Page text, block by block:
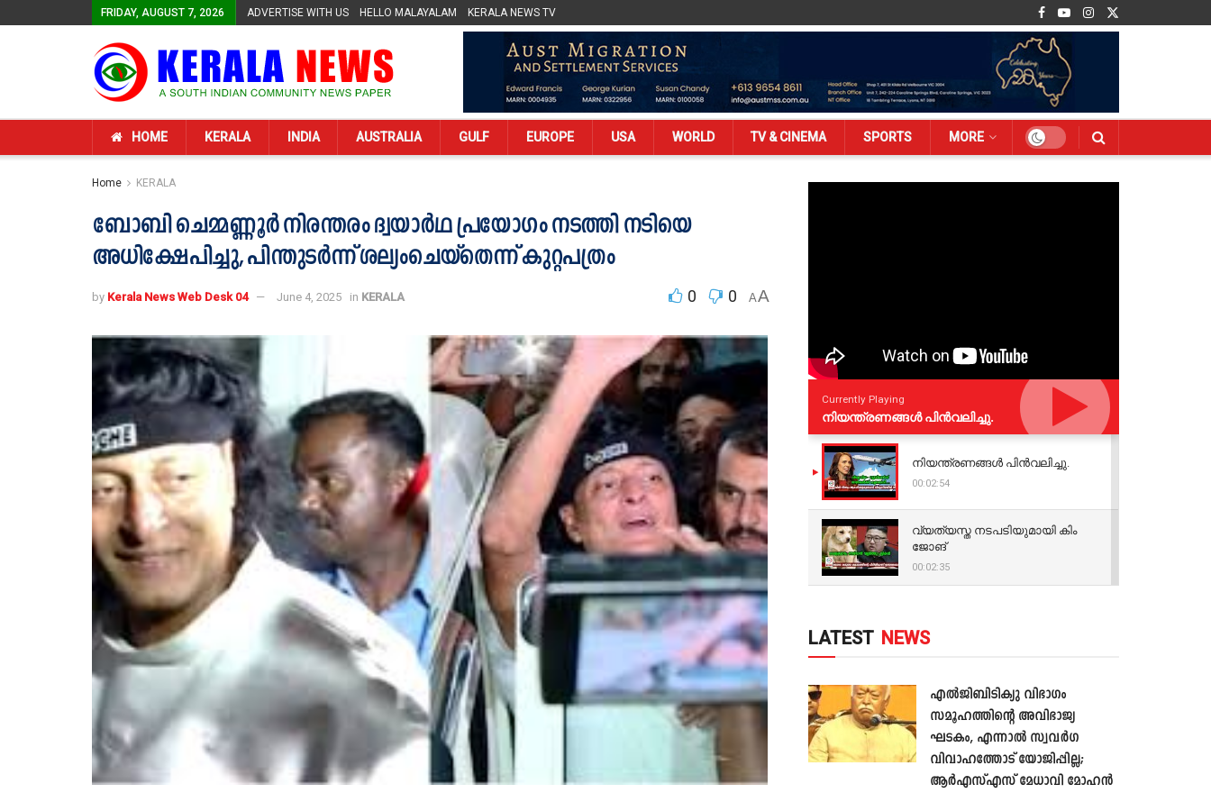
FRIDAY, AUGUST 7, 2026 ADVERTISE WITH US HELLO MALAYALAM KERALA NEWS TV
HOME KERALA INDIA AUSTRALIA GULF EUROPE USA WORLD TV & CINEMA SPORTS MORE
Home KERALA
ബോബി ചെമ്മണ്ണൂർ നിരന്തരം ദ്വയാർഥ പ്രയോഗം നടത്തി നടിയെ
അധിക്ഷേപിച്ചു, പിന്തുടർന്ന് ശല്യംചെയ്തെന്ന് കുറ്റപത്രം
by Kerala News Web Desk 04 June 4, 2025 in KERALA 0 0 AA
Currently Playing
നിയന്ത്രണങ്ങള്‍ പിന്‍വലിച്ചു.
നിയന്ത്രണങ്ങള്‍ പിന്‍വലിച്ചു.
00:02:54
വ്യത്യസ്ത നടപടിയുമായി കിം
ജോങ്
00:02:35
LATEST NEWS
എൽജിബിടിക്യു വിഭാഗം
സമൂഹത്തിന്റെ അവിഭാജ്യ
ഘടകം, എന്നാൽ സ്വവർഗ
വിവാഹത്തോട് യോജിപ്പില്ല;
ആർഎസ്എസ് മേധാവി മോഹൻ